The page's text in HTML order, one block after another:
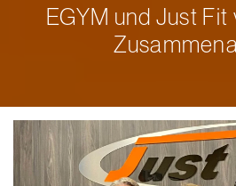
EGYM und Just